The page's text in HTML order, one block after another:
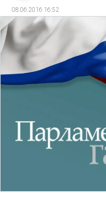
08.06.2016 16:52